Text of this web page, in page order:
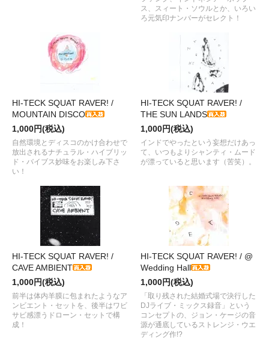
ス、スィート・ソウルとか、いろい
ろ元気印ナンバーがセレクト！
HI-TECK SQUAT RAVER! /
MOUNTAIN DISCO
1,000円(税込)
自然環境とディスコのかけ合わせで
放出されるナチュラル・ハイブリッ
ド・バイブス妙味をお楽しみ下さ
い！
HI-TECK SQUAT RAVER! /
THE SUN LANDS
1,000円(税込)
インドでやったという妄想だけあっ
て、いつもよりシャンティ・ムード
が漂っていると思います（苦笑）。
HI-TECK SQUAT RAVER! /
CAVE AMBIENT
1,000円(税込)
前半は体内羊膜に包まれたようなア
ンビエント・セットを、後半はワビ
サビ感漂うドローン・セットで構
成！
HI-TECK SQUAT RAVER! / @
Wedding Hall
1,000円(税込)
「取り残された結婚式場で決行した
DJライブ・ミックス録音」という
コンセプトの、ジョン・ケージの音
源が通底しているストレンジ・ウエ
ディング作!?